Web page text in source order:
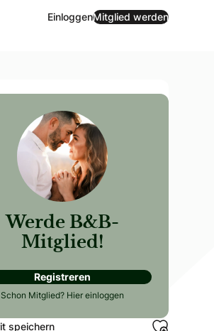
EinloggenMitglied werden
Werde B&B-
Mitglied!
Registreren
Schon Mitglied? Hier einloggen
speichern